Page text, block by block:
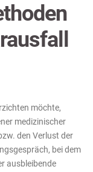
möchte,
medizinischer
den Verlust der
bei dem
ausbleibende